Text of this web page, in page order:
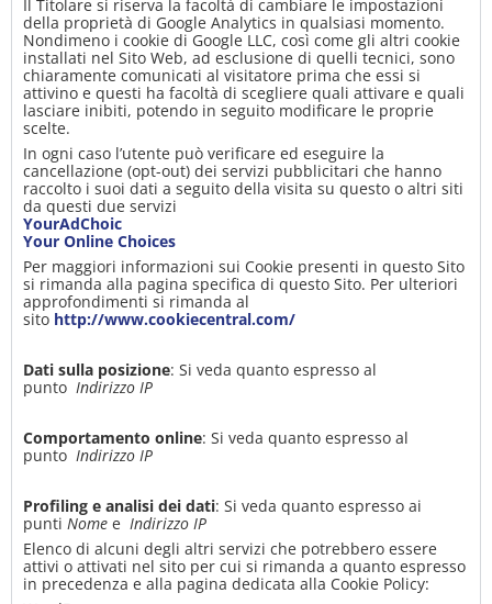
Il Titolare si riserva la facoltà di cambiare le impostazioni
della proprietà di Google Analytics in qualsiasi momento.
Nondimeno i cookie di Google LLC, così come gli altri cookie
installati nel Sito Web, ad esclusione di quelli tecnici, sono
chiaramente comunicati al visitatore prima che essi si
attivino e questi ha facoltà di scegliere quali attivare e quali
lasciare inibiti, potendo in seguito modificare le proprie
scelte.
In ogni caso l’utente può verificare ed eseguire la
cancellazione (opt-out) dei servizi pubblicitari che hanno
raccolto i suoi dati a seguito della visita su questo o altri siti
da questi due servizi
YourAdChoic
Your Online Choices
Per maggiori informazioni sui Cookie presenti in questo Sito
si rimanda alla pagina specifica di questo Sito. Per ulteriori
approfondimenti si rimanda al
sito http://www.cookiecentral.com/
Dati sulla posizione: Si veda quanto espresso al
punto Indirizzo IP
Comportamento online: Si veda quanto espresso al
punto Indirizzo IP
Profiling e analisi dei dati: Si veda quanto espresso ai
punti Nome e Indirizzo IP
Elenco di alcuni degli altri servizi che potrebbero essere
attivi o attivati nel sito per cui si rimanda a quanto espresso
in precedenza e alla pagina dedicata alla Cookie Policy: